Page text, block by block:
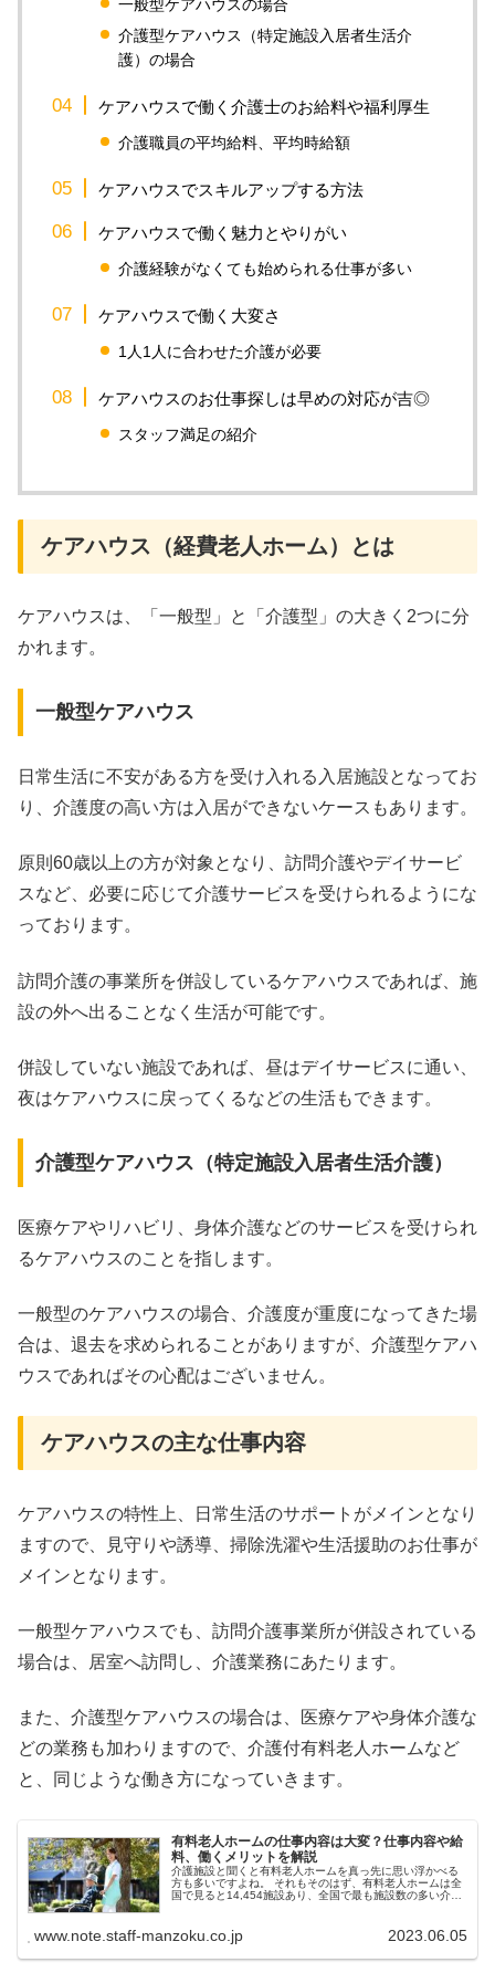
一般型ケアハウスの場合
介護型ケアハウス（特定施設入居者生活介
護）の場合
ケアハウスで働く介護士のお給料や福利厚生
介護職員の平均給料、平均時給額
ケアハウスでスキルアップする方法
ケアハウスで働く魅力とやりがい
介護経験がなくても始められる仕事が多い
ケアハウスで働く大変さ
1人1人に合わせた介護が必要
ケアハウスのお仕事探しは早めの対応が吉◎
スタッフ満足の紹介
ケアハウス（経費老人ホーム）とは
ケアハウスは、「一般型」と「介護型」の大きく2つに分
かれます。
一般型ケアハウス
日常生活に不安がある方を受け入れる入居施設となってお
り、介護度の高い方は入居ができないケースもあります。
原則60歳以上の方が対象となり、訪問介護やデイサービ
スなど、必要に応じて介護サービスを受けられるようにな
っております。
訪問介護の事業所を併設しているケアハウスであれば、施
設の外へ出ることなく生活が可能です。
併設していない施設であれば、昼はデイサービスに通い、
夜はケアハウスに戻ってくるなどの生活もできます。
介護型ケアハウス（特定施設入居者生活介護）
医療ケアやリハビリ、身体介護などのサービスを受けられ
るケアハウスのことを指します。
一般型のケアハウスの場合、介護度が重度になってきた場
合は、退去を求められることがありますが、介護型ケアハ
ウスであればその心配はございません。
ケアハウスの主な仕事内容
ケアハウスの特性上、日常生活のサポートがメインとなり
ますので、見守りや誘導、掃除洗濯や生活援助のお仕事が
メインとなります。
一般型ケアハウスでも、訪問介護事業所が併設されている
場合は、居室へ訪問し、介護業務にあたります。
また、介護型ケアハウスの場合は、医療ケアや身体介護な
どの業務も加わりますので、介護付有料老人ホームなど
と、同じような働き方になっていきます。
有料老人ホームの仕事内容は大変？仕事内容や給
料、働くメリットを解説
介護施設と聞くと有料老人ホームを真っ先に思い浮かべる
方も多いですよね。 それもそのはず、有料老人ホームは全
国で見ると14,454施設あり、全国で最も施設数の多い介護
www.note.staff-manzoku.co.jp 2023.06.05